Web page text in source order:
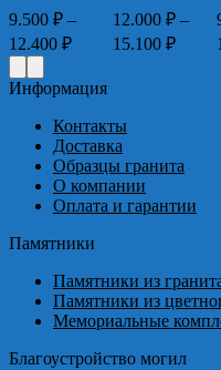
9.500 ₽ –
12.400 ₽Диапазон
9.500 ₽
12.400 ₽
12.000 ₽ –
15.100 ₽
₽
Информация
Контакты
Доставка
Образцы гранита
О компании
Оплата и гарантии
Памятники
Памятники из
Памятники из
Мемориальные
Благоустройство могил